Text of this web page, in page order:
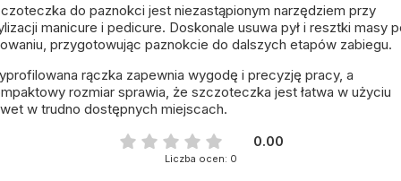
do paznokci jest niezastąpionym narzędziem przy
manicure i pedicure. Doskonale usuwa pył i resztki masy
przygotowując paznokcie do dalszych etapów zabiegu.
rączka zapewnia wygodę i precyzję pracy, a
rozmiar sprawia, że szczoteczka jest łatwa w użyciu
w trudno dostępnych miejscach.
0.00
Liczba ocen: 0